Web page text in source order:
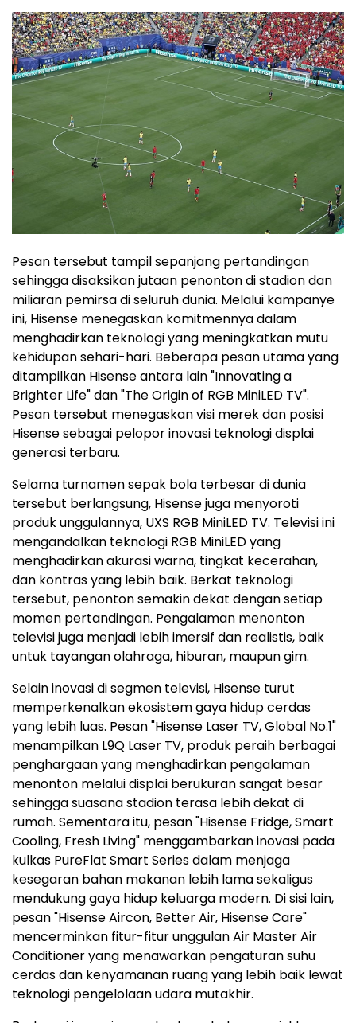
Pesan tersebut tampil sepanjang pertandingan
sehingga disaksikan jutaan penonton di stadion dan
miliaran pemirsa di seluruh dunia. Melalui kampanye
ini, Hisense menegaskan komitmennya dalam
menghadirkan teknologi yang meningkatkan mutu
kehidupan sehari-hari. Beberapa pesan utama yang
ditampilkan Hisense antara lain "Innovating a
Brighter Life" dan "The Origin of RGB MiniLED TV".
Pesan tersebut menegaskan visi merek dan posisi
Hisense sebagai pelopor inovasi teknologi displai
generasi terbaru.
Selama turnamen sepak bola terbesar di dunia
tersebut berlangsung, Hisense juga menyoroti
produk unggulannya, UXS RGB MiniLED TV. Televisi ini
mengandalkan teknologi RGB MiniLED yang
menghadirkan akurasi warna, tingkat kecerahan,
dan kontras yang lebih baik. Berkat teknologi
tersebut, penonton semakin dekat dengan setiap
momen pertandingan. Pengalaman menonton
televisi juga menjadi lebih imersif dan realistis, baik
untuk tayangan olahraga, hiburan, maupun gim.
Selain inovasi di segmen televisi, Hisense turut
memperkenalkan ekosistem gaya hidup cerdas
yang lebih luas. Pesan "Hisense Laser TV, Global No.1"
menampilkan L9Q Laser TV, produk peraih berbagai
penghargaan yang menghadirkan pengalaman
menonton melalui displai berukuran sangat besar
sehingga suasana stadion terasa lebih dekat di
rumah. Sementara itu, pesan "Hisense Fridge, Smart
Cooling, Fresh Living" menggambarkan inovasi pada
kulkas PureFlat Smart Series dalam menjaga
kesegaran bahan makanan lebih lama sekaligus
mendukung gaya hidup keluarga modern. Di sisi lain,
pesan "Hisense Aircon, Better Air, Hisense Care"
mencerminkan fitur-fitur unggulan Air Master Air
Conditioner yang menawarkan pengaturan suhu
cerdas dan kenyamanan ruang yang lebih baik lewat
teknologi pengelolaan udara mutakhir.